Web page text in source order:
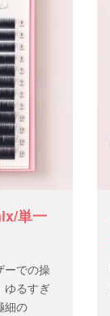
単一
ーでの操
ゆるすぎ
細の